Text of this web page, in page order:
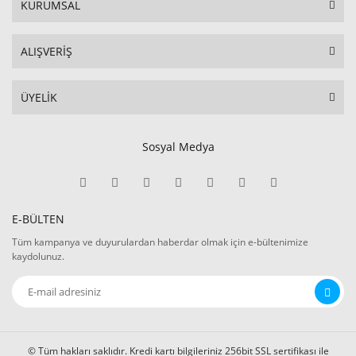
KURUMSAL
ALIŞVERİŞ
ÜYELİK
Sosyal Medya
E-BÜLTEN
Tüm kampanya ve duyurulardan haberdar olmak için e-bültenimize
kaydolunuz.
© Tüm hakları saklıdır. Kredi kartı bilgileriniz 256bit SSL sertifikası ile